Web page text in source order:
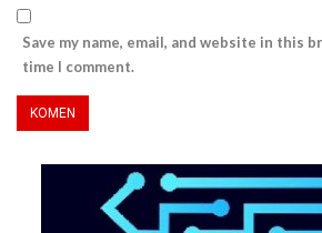
Save my name, email, and website in this
time I comment.